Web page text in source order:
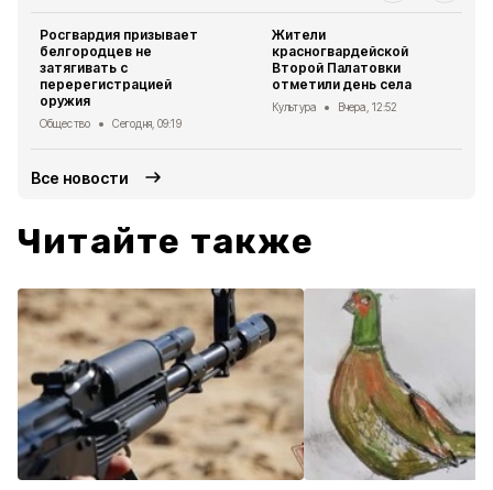
Росгвардия призывает
белгородцев не
затягивать с
перерегистрацией
оружия
Общество Сегодня, 09:19
Жители
красногвардейской
Второй Палатовки
отметили день села
Культура Вчера, 12:52
Все новости
Читайте также